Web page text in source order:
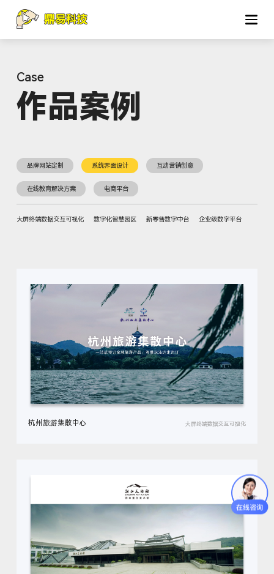
作品案例
品牌网站定制 系统界面设计 互动营销创意
在线教育解决方案 电商平台
大屏终端数据交互可视化 数字化智慧园区 新零售数字中台 企业级数字平台
杭州旅游集散中心 大屏终端数据交互可视化